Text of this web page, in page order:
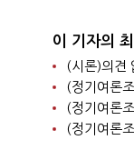
이 기자의
(시론)의견
(정기여론